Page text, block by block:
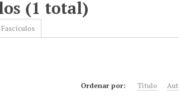
(1 total)
Ordenar por: Título